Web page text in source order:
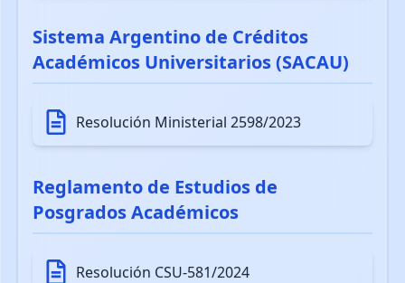
Sistema Argentino de Créditos
Académicos Universitarios (SACAU)
Resolución Ministerial 2598/2023
Reglamento de Estudios de
Posgrados Académicos
Resolución CSU-581/2024